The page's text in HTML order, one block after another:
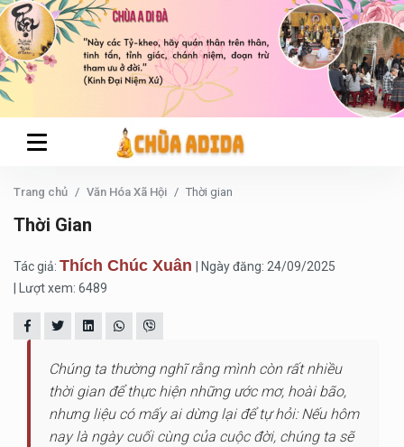
Trang chủ Văn Hóa Xã Hội Thời gian
Thời Gian
Tác giả: Thích Chúc Xuân
| Ngày đăng: 24/09/2025
| Lượt xem: 6489
Chúng ta thường nghĩ rằng mình còn rất nhiều
thời gian để thực hiện những ước mơ, hoài bão,
nhưng liệu có mấy ai dừng lại để tự hỏi: Nếu hôm
nay là ngày cuối cùng của cuộc đời, chúng ta sẽ